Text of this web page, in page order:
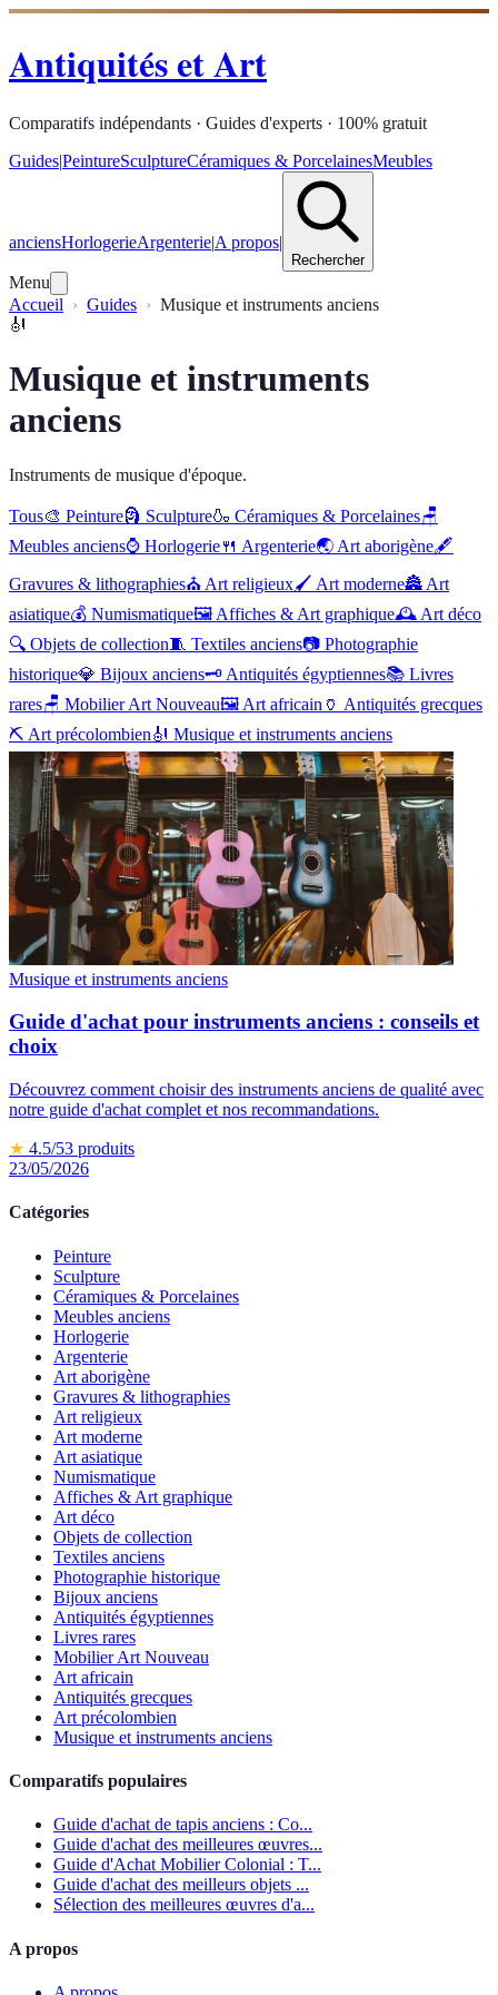
Antiquités et Art
Comparatifs indépendants · Guides d'experts · 100% gratuit
Guides|PeintureSculptureCéramiques & PorcelainesMeubles
anciensHorlogerieArgenterie|A propos|
Rechercher
Menu
Accueil
Guides
Musique et instruments anciens
🎻
Musique et instruments
anciens
Instruments de musique d'époque.
Tous🎨 Peinture🗿 Sculpture🍶 Céramiques & Porcelaines🪑
Meubles anciens⌚ Horlogerie🍴 Argenterie🌏 Art aborigène🖋️
Gravures & lithographies⛪ Art religieux🖌️ Art moderne🏯 Art
asiatique💰 Numismatique🖼️ Affiches & Art graphique🕰️ Art déco
🔍 Objets de collection🧵 Textiles anciens📷 Photographie
historique💎 Bijoux anciens🗝️ Antiquités égyptiennes📚 Livres
rares🪑 Mobilier Art Nouveau🖼️ Art africain 🏺 Antiquités grecques
⛏️ Art précolombien🎻 Musique et instruments anciens
Musique et instruments anciens
Guide d'achat pour instruments anciens : conseils et
choix
Découvrez comment choisir des instruments anciens de qualité avec
notre guide d'achat complet et nos recommandations.
★ 4.5/53 produits
23/05/2026
Catégories
Peinture
Sculpture
Céramiques & Porcelaines
Meubles anciens
Horlogerie
Argenterie
Art aborigène
Gravures & lithographies
Art religieux
Art moderne
Art asiatique
Numismatique
Affiches & Art graphique
Art déco
Objets de collection
Textiles anciens
Photographie historique
Bijoux anciens
Antiquités égyptiennes
Livres rares
Mobilier Art Nouveau
Art africain
Antiquités grecques
Art précolombien
Musique et instruments anciens
Comparatifs populaires
Guide d'achat de tapis anciens : Co...
Guide d'achat des meilleures œuvres...
Guide d'Achat Mobilier Colonial : T...
Guide d'achat des meilleurs objets ...
Sélection des meilleures œuvres d'a...
A propos